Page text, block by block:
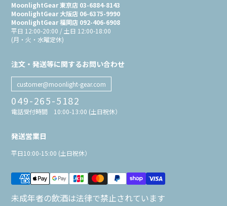
MoonlightGear 東京店 03-6884-8143
MoonlightGear 大阪店 06-6375-9990
MoonlightGear 福岡店 092-406-6908
平日 12:00-20:00 / 土日 12:00-18:00
(月・火・水曜定休)
注文・発送等に関するお問い合わせ
customer@moonlight-gear.com
049-265-5182
電話受付時間 10:00-13:00 (土日祝休）
発送営業日
平日10:00-15:00 (土日祝休）
未成年者の飲酒は法律で禁止されています